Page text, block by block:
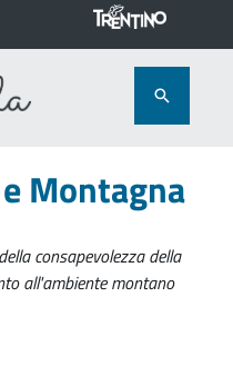
Montagna
consapevolezza della
all'ambiente montano